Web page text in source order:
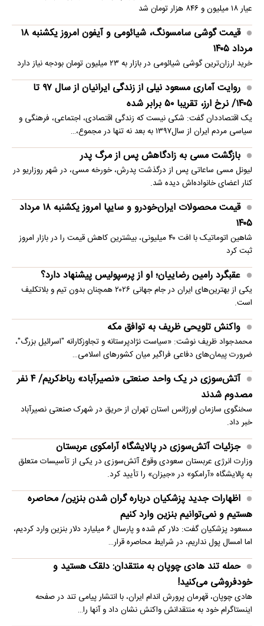
عیار ۱۸ میلیون و ۸۴۶ هزار تومان شد
قیمت گوشی سامسونگ، شیائومی و آیفون امروز یکشنبه ۱۸
مرداد ۱۴۰۵
خرید ارزان‌ترین گوشی شیائومی در بازار به ۲۳ میلیون تومان بودجه نیاز دارد
روایت آماری مسعود نیلی از زندگی ایرانیان از سال ۹۷ تا
۱۴۰۵/ نرخ ارز، تقریبا ۵۰ برابر شده
یک اقتصاددان گفت: شکی نیست که زندگی اقتصادی، اجتماعی، فرهنگی و
سیاسی مردم ایران از سال۱۳۹۷ به بعد نه تنها در مجموع،…
بازگشت مسی به زادگاهش پس از مرگ پدر
لیونل مسی ساعاتی پس از درگذشت پدرش، خورخه مسی، در شهر روزاریو در
کنار اعضای خانواده‌اش دیده شد.
قیمت محصولات ایران‌خودرو و سایپا امروز یکشنبه ۱۸ مرداد
۱۴۰۵
شاهین اتوماتیک با افت ۴۰ میلیونی، بیشترین کاهش قیمت را در بازار امروز
ثبت کرد
عقبگرد رامین رضاییان؛ او از پرسپولیس پیشنهاد دارد؟
یکی از بهترین‌های ایران در جام جهانی ۲۰۲۶ همچنان بدون تیم و بلاتکلیف
است.
واکنش تلویحی ظریف به توافق مکه
محمدجواد ظریف نوشت: «سیاست نژادپرستانه و تجاوزکارانه "اسرائیل بزرگ"،
ضرورت پیمان‌های دفاعی فراگیر میان کشورهای اسلامی…
آتش‌سوزی در یک واحد صنعتی «نصیرآباد» رباط‌کریم/ ۴ نفر
مصدوم شدند
سخنگوی سازمان اورژانس استان تهران از حریق در شهرک صنعتی نصیرآباد
خبر داد.
جزئیات آتش‌سوزی در پالایشگاه آرامکوی عربستان
وزارت انرژی عربستان سعودی وقوع آتش‌سوزی در یکی از تأسیسات متعلق
به پالایشگاه «آرامکو» در «جیزان» را تأیید کرد.
اظهارات جدید پزشکیان درباره گران شدن بنزین/ محاصره
هستیم و نمی‌توانیم بنزین وارد کنیم
مسعود پزشکیان گفت: دلار کم شده و پارسال ۶ میلیارد دلار بنزین وارد کردیم،
اما امسال پول نداریم، در شرایط محاصره قرار…
حمله تند هادی چوپان به منتقدان: دلقک هستید و
خودفروشی می‌کنید!
هادی چوپان، قهرمان پرورش اندام ایران، با انتشار پیامی تند در صفحه
اینستاگرام خود به منتقدانش واکنش نشان داد و آنها را…